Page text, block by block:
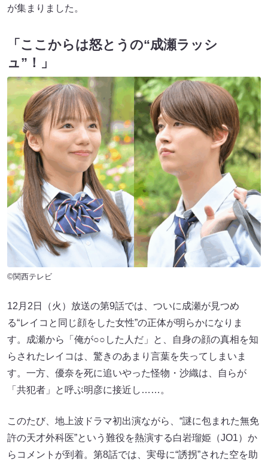
が集まりました。
「ここからは怒とうの“成瀬ラッシ
ュ”！」
©関西テレビ
12月2日（火）放送の第9話では、ついに成瀬が見つめ
る“レイコと同じ顔をした女性”の正体が明らかになりま
す。成瀬から「俺が○○した人だ」と、自身の顔の真相を知
らされたレイコは、驚きのあまり言葉を失ってしまいま
す。一方、優奈を死に追いやった怪物・沙織は、自らが
「共犯者」と呼ぶ明彦に接近し……。
このたび、地上波ドラマ初出演ながら、“謎に包まれた無免
許の天才外科医”という難役を熱演する白岩瑠姫（JO1）か
らコメントが到着。第8話では、実母に“誘拐”された空を助